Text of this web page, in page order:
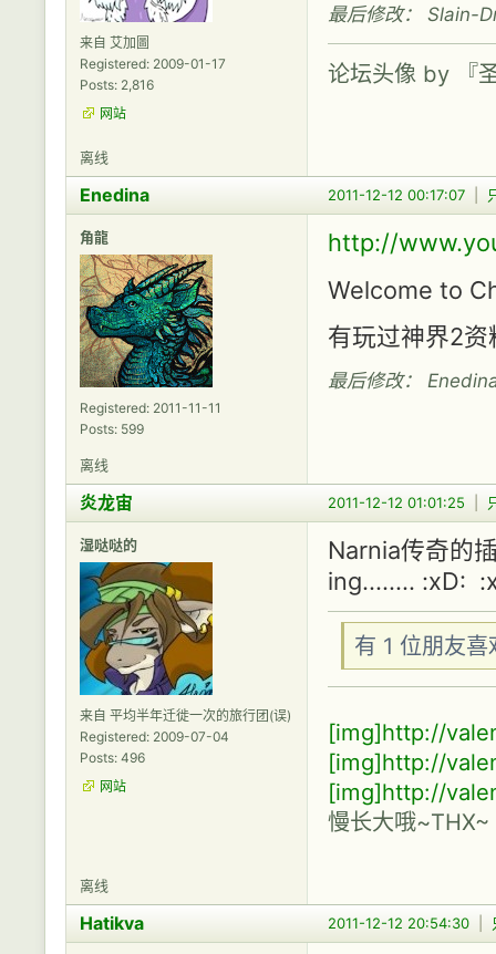
来自 艾加圖
Registered: 2009-01-17
Posts: 2,816
网站
最后修改： Slain-
论坛头像 by 『
离线
2011-12-12 00:17:07
Enedina
角龍
Registered: 2011-11-11
Posts: 599
http://
Welcome to
有玩过神界2
最后修改：
离线
2011-12-12 01:01:25
炎龙宙
湿哒哒的
来自 平均半年迁徙一次的旅行团(误)
Registered: 2009-07-04
Posts: 496
网站
Narnia传奇的
ing........ :xD:
有 1 位朋友
[img]http://
[img]http://
[img]http://
慢长大哦~THX~
离线
2011-12-12 20:54:30
Hatikva